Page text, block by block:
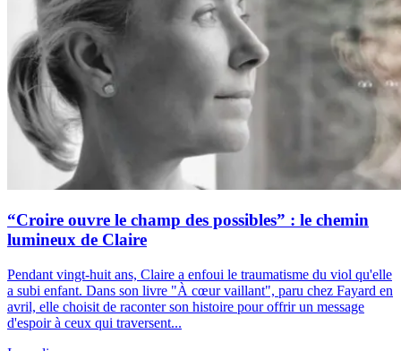
“Croire ouvre le champ des possibles” : le chemin
lumineux de Claire
Pendant vingt-huit ans, Claire a enfoui le traumatisme du viol qu'elle
a subi enfant. Dans son livre "À cœur vaillant", paru chez Fayard en
avril, elle choisit de raconter son histoire pour offrir un message
d'espoir à ceux qui traversent...